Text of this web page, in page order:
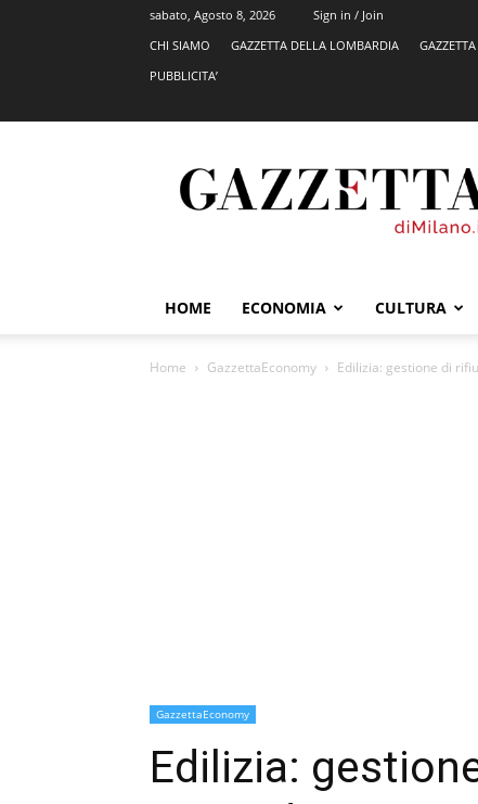
sabato, Agosto 8, 2026
Sign in / Join
CHI SIAMO
GAZZETTA DELLA LOMBARDIA
PUBBLICITA’
HOME ECONOMIA CULTURA
Home GazzettaEconomy Edilizia: gestione di
GazzettaEconomy
Edilizia: